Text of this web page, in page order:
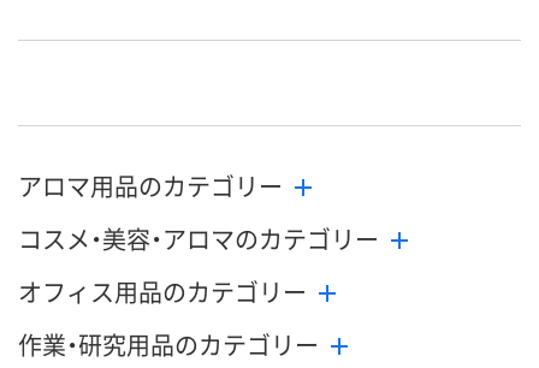
カゴへ
アロマ用品のカテゴリー
コスメ・美容・アロマのカテゴリー
オフィス用品のカテゴリー
作業・研究用品のカテゴリー